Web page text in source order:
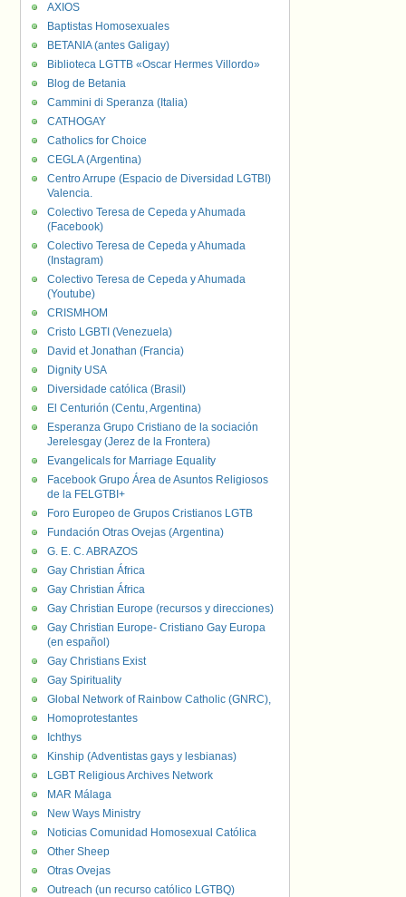
AXIOS
Baptistas Homosexuales
BETANIA (antes Galigay)
Biblioteca LGTTB «Oscar Hermes Villordo»
Blog de Betania
Cammini di Speranza (Italia)
CATHOGAY
Catholics for Choice
CEGLA (Argentina)
Centro Arrupe (Espacio de Diversidad LGTBI)
Valencia.
Colectivo Teresa de Cepeda y Ahumada
(Facebook)
Colectivo Teresa de Cepeda y Ahumada
(Instagram)
Colectivo Teresa de Cepeda y Ahumada
(Youtube)
CRISMHOM
Cristo LGBTI (Venezuela)
David et Jonathan (Francia)
Dignity USA
Diversidade católica (Brasil)
El Centurión (Centu, Argentina)
Esperanza Grupo Cristiano de la sociación
Jerelesgay (Jerez de la Frontera)
Evangelicals for Marriage Equality
Facebook Grupo Área de Asuntos Religiosos
de la FELGTBI+
Foro Europeo de Grupos Cristianos LGTB
Fundación Otras Ovejas (Argentina)
G. E. C. ABRAZOS
Gay Christian África
Gay Christian África
Gay Christian Europe (recursos y direcciones)
Gay Christian Europe- Cristiano Gay Europa
(en español)
Gay Christians Exist
Gay Spirituality
Global Network of Rainbow Catholic (GNRC),
Homoprotestantes
Ichthys
Kinship (Adventistas gays y lesbianas)
LGBT Religious Archives Network
MAR Málaga
New Ways Ministry
Noticias Comunidad Homosexual Católica
Other Sheep
Otras Ovejas
Outreach (un recurso católico LGTBQ)